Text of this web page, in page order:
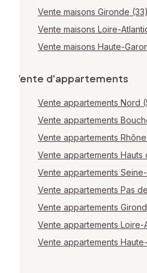
Vente maisons Gironde (33)
Vente maisons Loire-
Vente maisons Haute-
Vente d'appartements
Vente appartements Nord
Vente appartements
Vente appartements
Vente appartements Hauts
Vente appartements
Vente appartements Pas
Vente appartements
Vente appartements Loire-
Vente appartements